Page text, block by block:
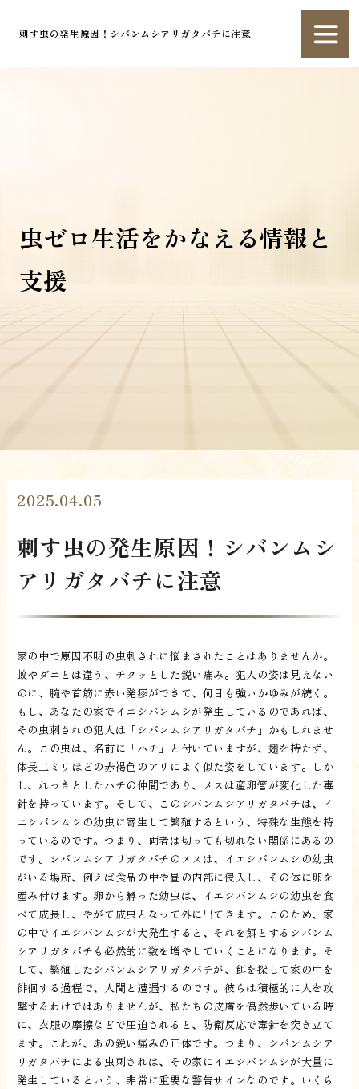
刺す虫の発生原因！シバンムシアリガタバチに注意
虫ゼロ生活をかなえる情報と
支援
2025.04.05
刺す虫の発生原因！シバンムシ
アリガタバチに注意
家の中で原因不明の虫刺されに悩まされたことはありませんか。
蚊やダニとは違う、チクッとした鋭い痛み。犯人の姿は見えない
のに、腕や首筋に赤い発疹ができて、何日も強いかゆみが続く。
もし、あなたの家でイエシバンムシが発生しているのであれば、
その虫刺されの犯人は「シバンムシアリガタバチ」かもしれませ
ん。この虫は、名前に「ハチ」と付いていますが、翅を持たず、
体長二ミリほどの赤褐色のアリによく似た姿をしています。しか
し、れっきとしたハチの仲間であり、メスは産卵管が変化した毒
針を持っています。そして、このシバンムシアリガタバチは、イ
エシバンムシの幼虫に寄生して繁殖するという、特殊な生態を持
っているのです。つまり、両者は切っても切れない関係にあるの
です。シバンムシアリガタバチのメスは、イエシバンムシの幼虫
がいる場所、例えば食品の中や畳の内部に侵入し、その体に卵を
産み付けます。卵から孵った幼虫は、イエシバンムシの幼虫を食
べて成長し、やがて成虫となって外に出てきます。このため、家
の中でイエシバンムシが大発生すると、それを餌とするシバンム
シアリガタバチも必然的に数を増やしていくことになります。そ
して、繁殖したシバンムシアリガタバチが、餌を探して家の中を
徘徊する過程で、人間と遭遇するのです。彼らは積極的に人を攻
撃するわけではありませんが、私たちの皮膚を偶然歩いている時
に、衣服の摩擦などで圧迫されると、防衛反応で毒針を突き立て
ます。これが、あの鋭い痛みの正体です。つまり、シバンムシア
リガタバチによる虫刺されは、その家にイエシバンムシが大量に
発生しているという、非常に重要な警告サインなのです。いくら